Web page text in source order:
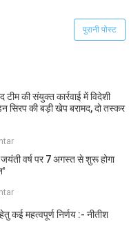
पुरानी पोस्ट
की संयुक्त कार्रवाई में विदेशी
सिरप की बड़ी खेप बरामद, दो तस्कर
वर्ष पर 7 अगस्त से शुरू होगा
कई महत्वपूर्ण निर्णय :- नीतीश